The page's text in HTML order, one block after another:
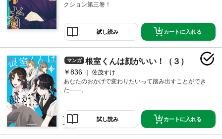
クション第三巻！
試し読み カートに入れる
マンガ 根室くんは顔がいい！（３）
￥836
佐茂すけ
あなたのおかげで変わりたいって踏み出すことができ
た――。
試し読み カートに入れる